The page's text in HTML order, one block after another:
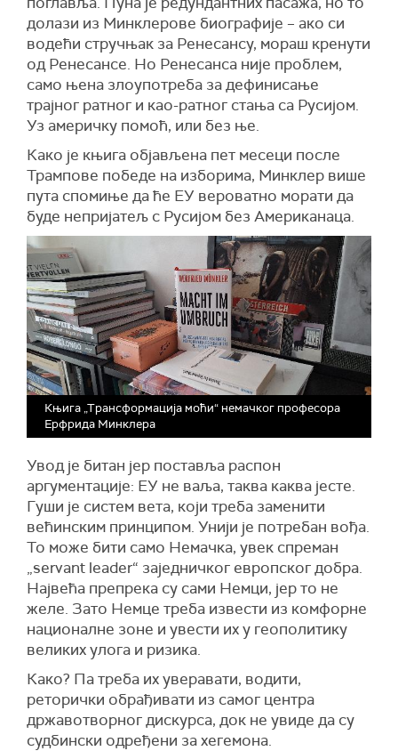
долази из Минклерове биографије – ако си
водећи стручњак за Ренесансу, мораш кренути
од Ренесансе. Но Ренесанса није проблем,
само њена злоупотреба за дефинисање
трајног ратног и као-ратног стања са Русијом.
Уз америчку помоћ, или без ње.
Како је књига објављена пет месеци после
Трампове победе на изборима, Минклер више
пута спомиње да ће ЕУ вероватно морати да
буде непријатељ с Русијом без Американаца.
Књига „Трансформација моћи“ немачког професора
Ерфрида Минклера
Увод је битан јер поставља распон
аргументације: ЕУ не ваља, таква каква јесте.
Гуши је систем вета, који треба заменити
већинским принципом. Унији је потребан вођа.
То може бити само Немачка, увек спреман
„servant leader“ заједничког европског добра.
Највећа препрека су сами Немци, јер то не
желе. Зато Немце треба извести из комфорне
националне зоне и увести их у геополитику
великих улога и ризика.
Како? Па треба их уверaвати, водити,
реторички обрађивати из самог центра
државотворног дискурса, док не увиде да су
судбински одређени за хегемона.